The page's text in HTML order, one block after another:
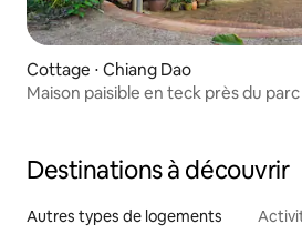
Cottage ⋅ Chiang Dao
Maison paisible en teck près du
Destinations à découvrir
Autres types de logements